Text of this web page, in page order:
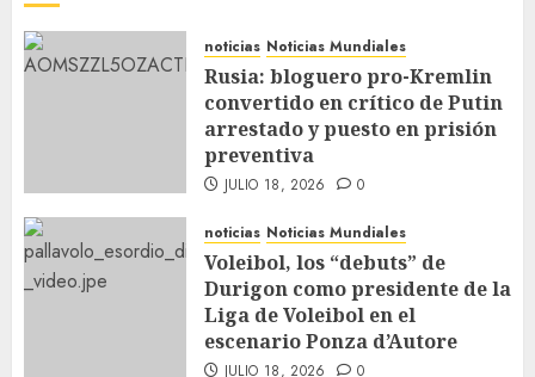
noticias Noticias Mundiales
Rusia: bloguero pro-Kremlin
convertido en crítico de Putin
arrestado y puesto en prisión
preventiva
JULIO 18, 2026 0
noticias Noticias Mundiales
Voleibol, los “debuts” de
Durigon como presidente de la
Liga de Voleibol en el
escenario Ponza d’Autore
JULIO 18, 2026 0